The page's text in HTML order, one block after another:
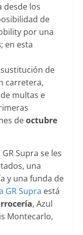
desde los
de
por una
; en esta
de
carretera,
multas e
deoctubre
Supra se les
una
y una funda de
GR Supra está
, Azul
Montecarlo,